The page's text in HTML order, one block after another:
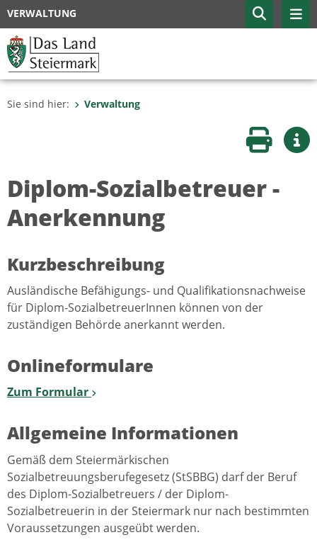
VERWALTUNG
Sie sind hier: Verwaltung
Seite
Diplom-Sozialbetreuer -
Anerkennung
Kurzbeschreibung
Ausländische Befähigungs- und Qualifikationsnachweise
für Diplom-SozialbetreuerInnen können von der
zuständigen Behörde anerkannt werden.
Onlineformulare
Zum Formular
Allgemeine Informationen
Gemäß dem Steiermärkischen
Sozialbetreuungsberufegesetz (StSBBG) darf der Beruf
des Diplom-Sozialbetreuers / der Diplom-
Sozialbetreuerin in der Steiermark nur nach bestimmten
Voraussetzungen ausgeübt werden.